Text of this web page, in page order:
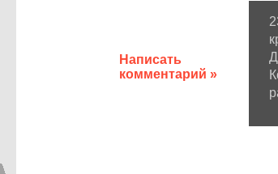
Написать
комментарий »